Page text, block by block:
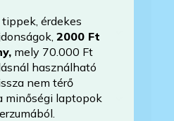
a
adni?
érdekes
2000 Ft
, mely 70.000 Ft
használható
nem térő
minőségi laptopok